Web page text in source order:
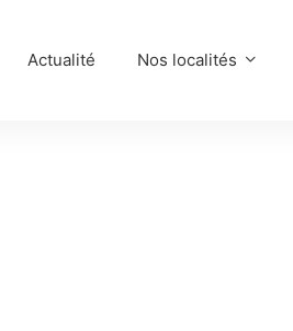
Actualité Nos localités